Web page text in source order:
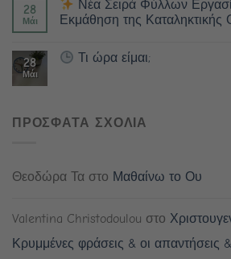
28
Μάι
Νέα Σειρά Φύλλων
Εκμάθηση της Καταληκτικής
28
Μάι
Τι ώρα είμαι;
ΠΡΟΣΦΑΤΑ ΣΧΟΛΙΑ
Θεοδώρα Τα στο Μαθαίνω το Ου
Valentina Christodoulou στο
Κρυμμένες φράσεις & οι απαντήσεις